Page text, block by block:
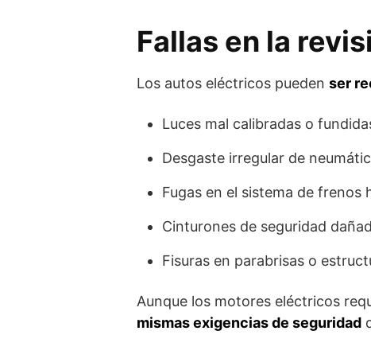
Fallas en la
Los autos eléctricos pueden ser
Luces mal calibradas o
Desgaste irregular de
Fugas en el sistema de frenos
Cinturones de seguridad
Fisuras en parabrisas o
Aunque los motores eléctricos
mismas exigencias de seguridad